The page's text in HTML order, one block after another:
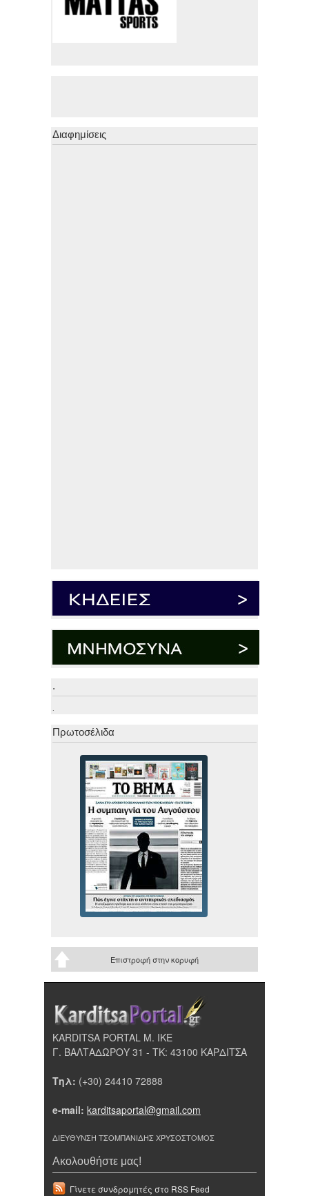
Διαφημίσεις
.
.
Πρωτοσέλιδα
Επιστροφή στην κορυφή
KARDITSA PORTAL Μ. ΙΚΕ
Γ. ΒΑΛΤΑΔΩΡΟΥ 31 - ΤΚ: 43100 ΚΑΡΔΙΤΣΑ
Τηλ: (+30) 24410 72888
e-mail: karditsaportal@gmail.com
ΔΙΕΥΘΥΝΣΗ ΤΣΟΜΠΑΝΙΔΗΣ ΧΡΥΣΟΣΤΟΜΟΣ
Ακολουθήστε μας!
Γίνετε συνδρομητές στο RSS Feed